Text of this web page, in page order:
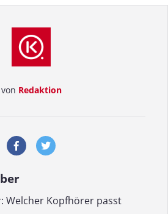
von Redaktion
Welcher Kopfhörer passt